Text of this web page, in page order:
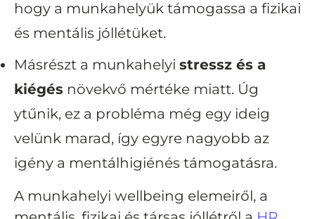
hogy a munkahelyük támogassa a fizikai
és mentális jóllétüket.
Másrészt a munkahelyi stressz és a
kiégés növekvő mértéke miatt. Úg
ytűnik, ez a probléma még egy ideig
velünk marad, így egyre nagyobb az
igény a mentálhigiénés támogatásra.
A munkahelyi wellbeing elemeiről, a